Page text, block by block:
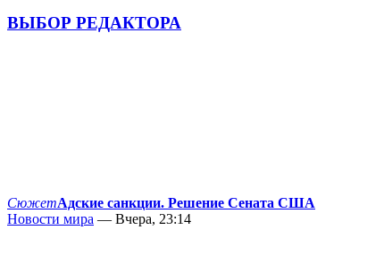
ВЫБОР РЕДАКТОРА
СюжетАдские санкции. Решение Сената США
Новости мира — Вчера, 23:14